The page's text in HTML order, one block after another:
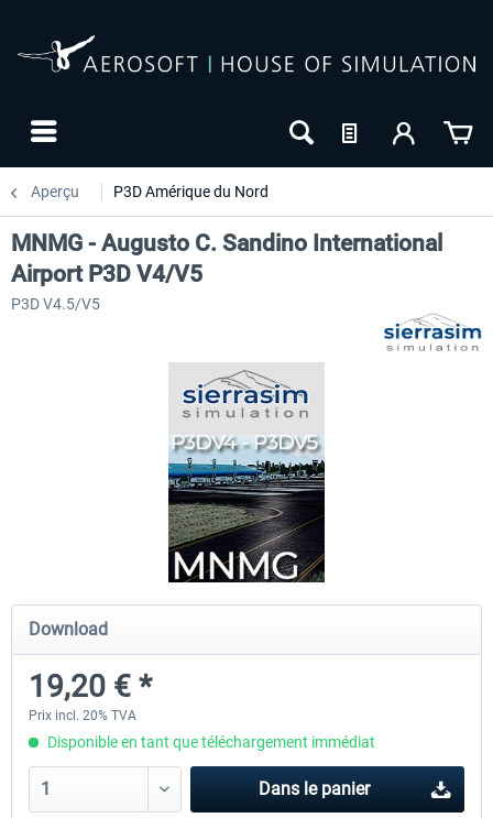
Aperçu P3D Amérique du Nord
PILOT'S - FS Global Ultimate 2024
MNMG - Augusto C. Sandino International
Airport P3D V4/V5
P3D V4.5/V5
Download
19,20 € *
Prix incl. 20% TVA
Disponible en tant que téléchargement immédiat
Dans le panier